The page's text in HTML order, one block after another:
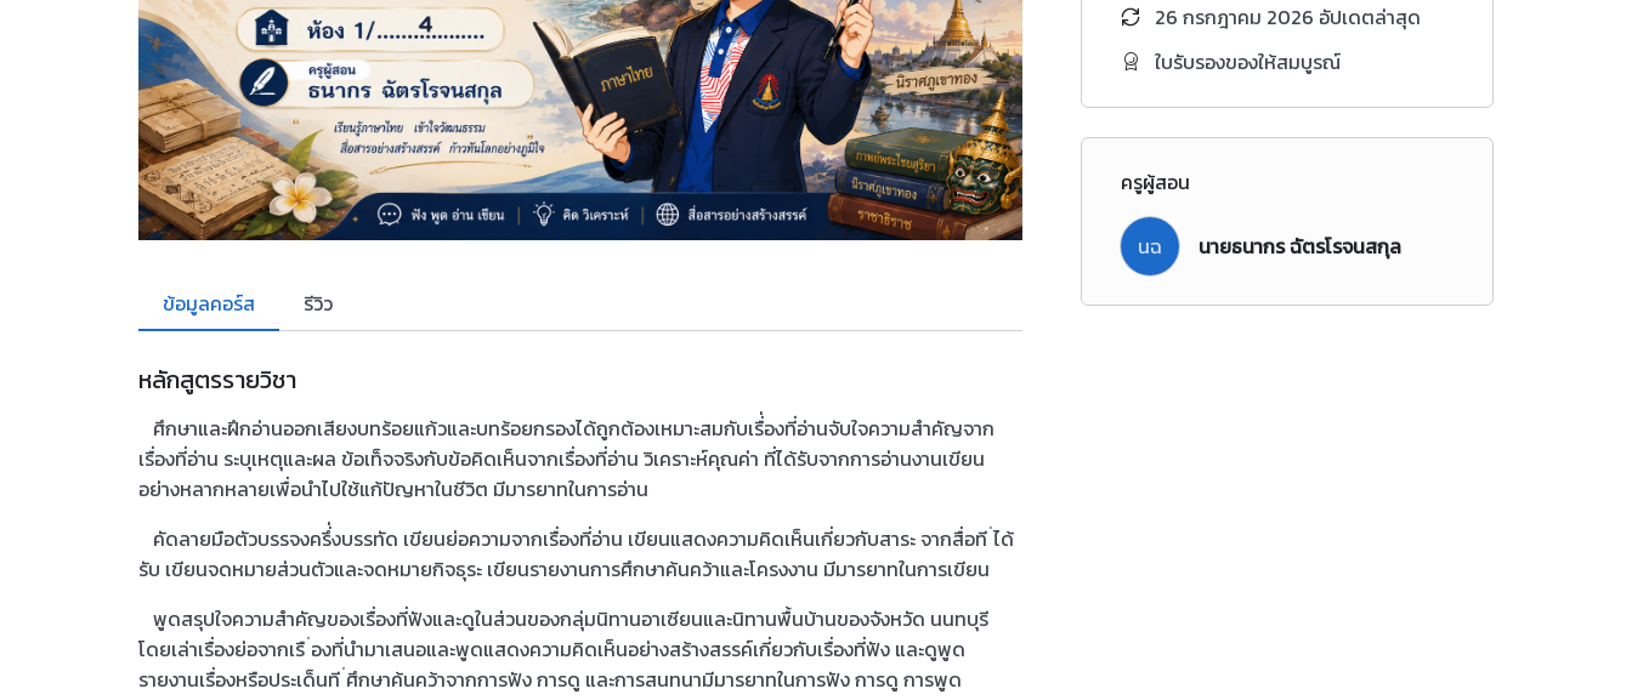
ข้อมูลคอร์ส รีวิว
หลักสูตรรายวิชา
ศึกษาและฝึกอ่านออกเสียงบทร้อยแก้วและบทร้อยกรองได้ถูกต้องเหมาะสมกับเรื่่องที่อ่านจับใจความสำคัญจาก
เรื่องที่อ่าน ระบุเหตุและผล ข้อเท็จจริงกับข้อคิดเห็นจากเรื่องที่อ่าน วิเคราะห์คุณค่า ที่ได้รับจากการอ่านงานเขียน
อย่างหลากหลายเพื่อนําไปใช้แก้ปัญหาในชีวิต มีมารยาทในการอ่าน
คัดลายมือตัวบรรจงครึ่่งบรรทัด เขียนย่อความจากเรื่องที่อ่าน เขียนแสดงความคิดเห็นเกี่ยวกับสาระ จากสื่อที ่ได้
รับ เขียนจดหมายส่วนตัวและจดหมายกิจธุระ เขียนรายงานการศึกษาค้นคว้าและโครงงาน มีมารยาทในการเขียน
พูดสรุปใจความสำคัญของเรื่องที่ฟังและดูในส่วนของกลุ่มนิทานอาเซียนและนิทานพื้นบ้านของจังหวัด นนทบุรี
โดยเล่าเรื่องย่อจากเรื ่องที่นํามาเสนอและพูดแสดงความคิดเห็นอย่างสร้างสรรค์เกี่ยวกับเรื่องที่ฟัง และดูพูด
รายงานเรื่องหรือประเด็นที ่ศึกษาค้นคว้าจากการฟัง การดู และการสนทนามีมารยาทในการฟัง การดู การพูด
26 กรกฎาคม 2026 อัปเดตล่าสุด
ใบรับรองของให้สมบูรณ์
ครูผู้สอน
นฉ นายธนากร ฉัตรโรจนสกุล